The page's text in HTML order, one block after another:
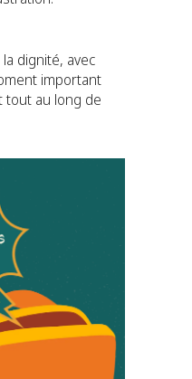
dignité, avec
important
tout au long de